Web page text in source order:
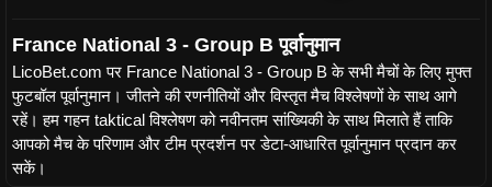
France National 3 - Group B पूर्वानुमान
LicoBet.com पर France National 3 - Group B के सभी मैचों के लिए मुफ्त
फुटबॉल पूर्वानुमान। जीतने की रणनीतियों और विस्तृत मैच विश्लेषणों के साथ आगे
रहें। हम गहन taktical विश्लेषण को नवीनतम सांख्यिकी के साथ मिलाते हैं ताकि
आपको मैच के परिणाम और टीम प्रदर्शन पर डेटा-आधारित पूर्वानुमान प्रदान कर
सकें।